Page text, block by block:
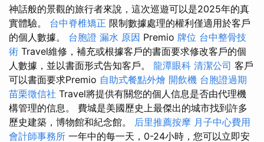
神話般的景觀的旅行者來說，這次巡遊可以是2025年的真
實體驗。 台中脊椎矯正 限制數據處理的權利僅適用於客戶
的個人數據。 台胞證 漏水 原因 Premio 牌位 台中整骨技
術 Travel維修，補充或根據客戶的書面要求修改客戶的個
人數據，並以書面形式告知客戶。 龍潭眼科 清潔公司 客戶
可以書面要求Premio 自助式餐點外燴 開飲機 台胞證過期
苗栗徵信社 Travel將提供有關您的個人信息是否由代理機
構管理的信息。 費城是美國歷史上最傑出的城市找到許多
歷史建築，博物館和紀念館。 后里推薦按摩 月子中心費用
會計師事務所 一年中的每一天，0-24小時，您可以立即安